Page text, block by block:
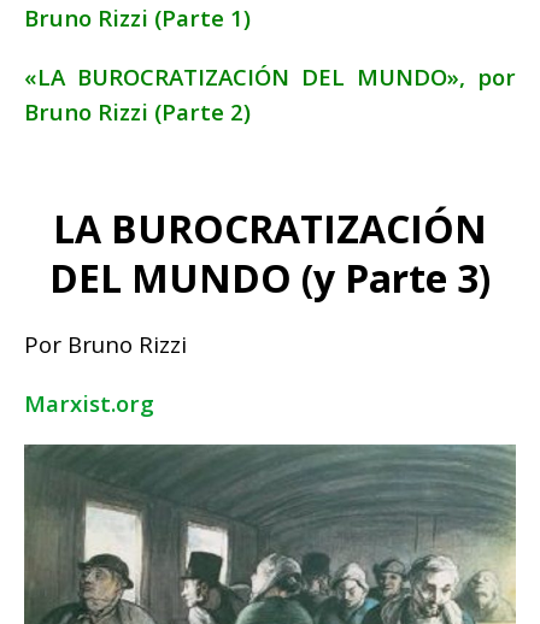
Bruno Rizzi (Parte 1)
«LA BUROCRATIZACIÓN DEL MUNDO», por
Bruno Rizzi (Parte 2)
LA BUROCRATIZACIÓN
DEL MUNDO (y Parte 3)
Por Bruno Rizzi
Marxist.org